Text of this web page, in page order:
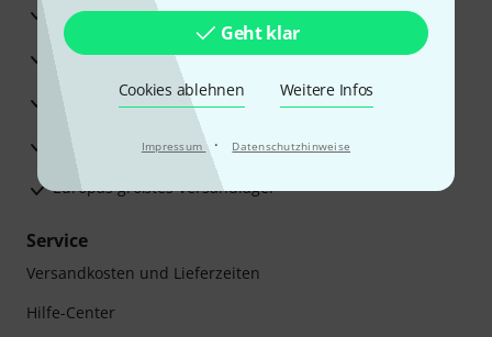
Geht klar
Cookies ablehnen Weitere Infos
Impressum · Datenschutzhinweise
30 Tage Money-Back-Garantie
Reparaturservice
Beratung durch Fachexperten
Zufriedenheitsgarantie
Europas größtes Versandlager
Service
Versandkosten und Lieferzeiten
Hilfe-Center